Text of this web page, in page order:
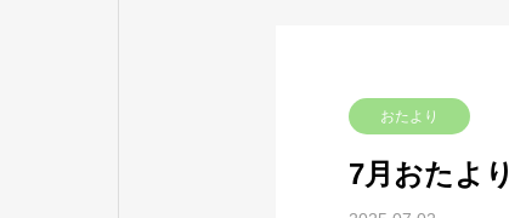
おたより
7月おたより